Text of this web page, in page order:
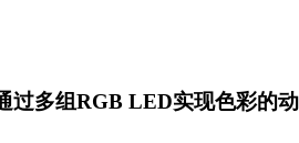
过多组RGB LED实现色彩的动